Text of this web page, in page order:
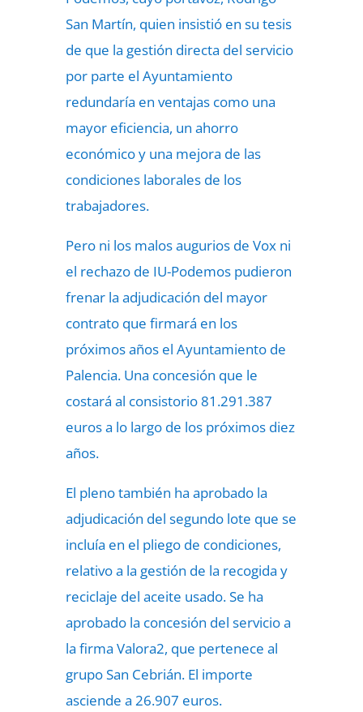
San Martín, quien insistió en su tesis
de que la gestión directa del servicio
por parte el Ayuntamiento
redundaría en ventajas como una
mayor eficiencia, un ahorro
económico y una mejora de las
condiciones laborales de los
trabajadores.
Pero ni los malos augurios de Vox ni
el rechazo de IU-Podemos pudieron
frenar la adjudicación del mayor
contrato que firmará en los
próximos años el Ayuntamiento de
Palencia. Una concesión que le
costará al consistorio 81.291.387
euros a lo largo de los próximos diez
años.
El pleno también ha aprobado la
adjudicación del segundo lote que se
incluía en el pliego de condiciones,
relativo a la gestión de la recogida y
reciclaje del aceite usado. Se ha
aprobado la concesión del servicio a
la firma Valora2, que pertenece al
grupo San Cebrián. El importe
asciende a 26.907 euros.